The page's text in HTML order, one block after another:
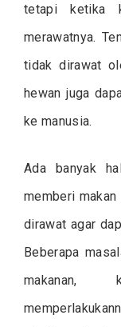
tetapi ketika
merawatnya.
tidak dirawat
hewan juga
ke manusia.
Ada banyak
memberi
dirawat agar
Beberapa
makanan,